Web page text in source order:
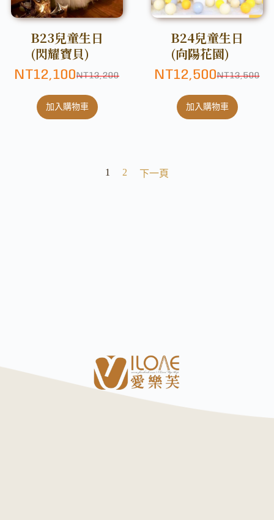
B23兒童生日
(閃耀寶貝)
NT13,200
NT12,100
加入購物車
B24兒童生日
(向陽花園)
NT13,500
NT12,500
加入購物車
1 2 下一頁